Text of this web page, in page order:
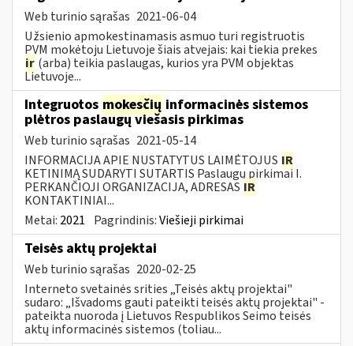
Web turinio sąrašas 2021-06-04
Užsienio apmokestinamasis asmuo turi registruotis
PVM mokėtoju Lietuvoje šiais atvejais: kai tiekia prekes
ir (arba) teikia paslaugas, kurios yra PVM objektas
Lietuvoje...
Integruotos mokesčių informacinės sistemos
plėtros paslaugų viešasis pirkimas
Web turinio sąrašas 2021-05-14
INFORMACIJA APIE NUSTATYTUS LAIMĖTOJUS IR
KETINIMĄ SUDARYTI SUTARTIS Paslaugų pirkimai I.
PERKANČIOJI ORGANIZACIJA, ADRESAS IR
KONTAKTINIAI...
Metai: 2021 Pagrindinis:Viešieji pirkimai
Teisės aktų projektai
Web turinio sąrašas 2020-02-25
Interneto svetainės srities „Teisės aktų projektai"
sudaro: „Išvadoms gauti pateikti teisės aktų projektai" -
pateikta nuoroda į Lietuvos Respublikos Seimo teisės
aktų informacinės sistemos (toliau...